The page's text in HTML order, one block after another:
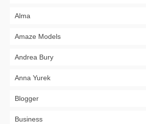
Alma
Amaze Models
Andrea Bury
Anna Yurek
Blogger
Business